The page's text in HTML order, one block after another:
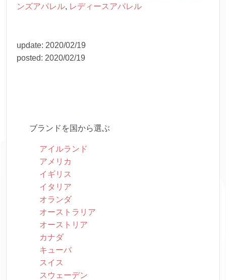
ンズアパレル, レディースアパレル
update: 2020/02/19
posted: 2020/02/19
ブランドを国から選ぶ
アイルランド
アメリカ
イギリス
イタリア
オランダ
オーストラリア
オーストリア
カナダ
キューバ
スイス
スウェーデン